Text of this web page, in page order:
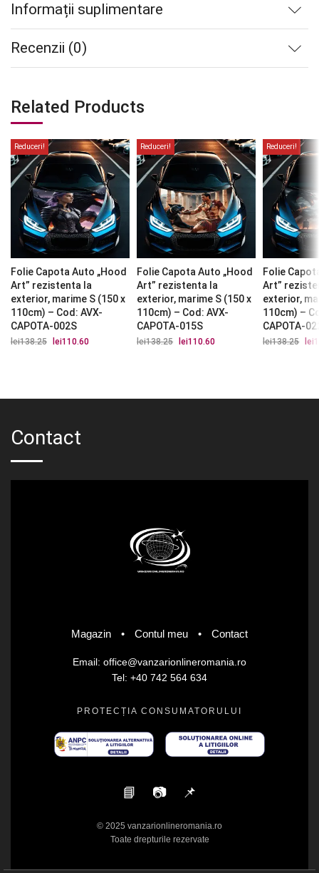
Informații suplimentare
Recenzii (0)
Related Products
Reduceri!
Folie Capota Auto „Hood
Art” rezistenta la
exterior, marime S (150 x
110cm) – Cod: AVX-
CAPOTA-002S
lei138.25
Prețul
lei110.60
Reduceri!
Folie Capota Auto „Hood
Art” rezistenta la
exterior, marime S (150 x
110cm) – Cod: AVX-
CAPOTA-015S
lei138.25
Prețul
lei110.60
Reduceri!
Folie
Art”
exterior,
110cm) –
CAPOTA-
lei138.25 lei
Contact
Magazin • Contul meu • Contact
Email: office@vanzarionlineromania.ro
Tel: +40 742 564 634
PROTECȚIA CONSUMATORULUI
📘 📷 📌
© 2025 vanzarionlineromania.ro
Toate drepturile rezervate